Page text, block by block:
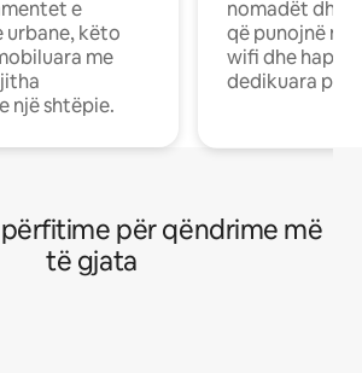
e
urbane, këto
me
një shtëpie.
nomadët dhe
që punojnë në
wifi dhe
dedikuara
për qëndrime më
të gjata